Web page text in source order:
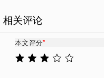
相关评论
本文评分*